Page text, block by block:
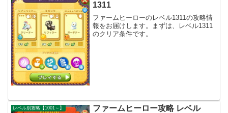
1311
ファームヒーローのレベル1311の攻略情
報をお届けします。まずは、レベル1311
のクリア条件です。
レベル別攻略【1001～】
ファームヒーロー攻略 レベル